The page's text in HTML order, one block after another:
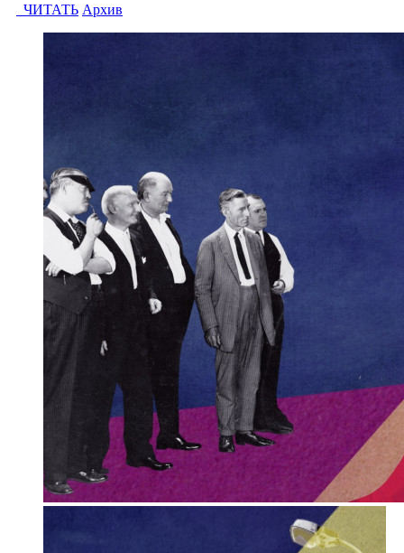
ЧИТАТЬ Архив